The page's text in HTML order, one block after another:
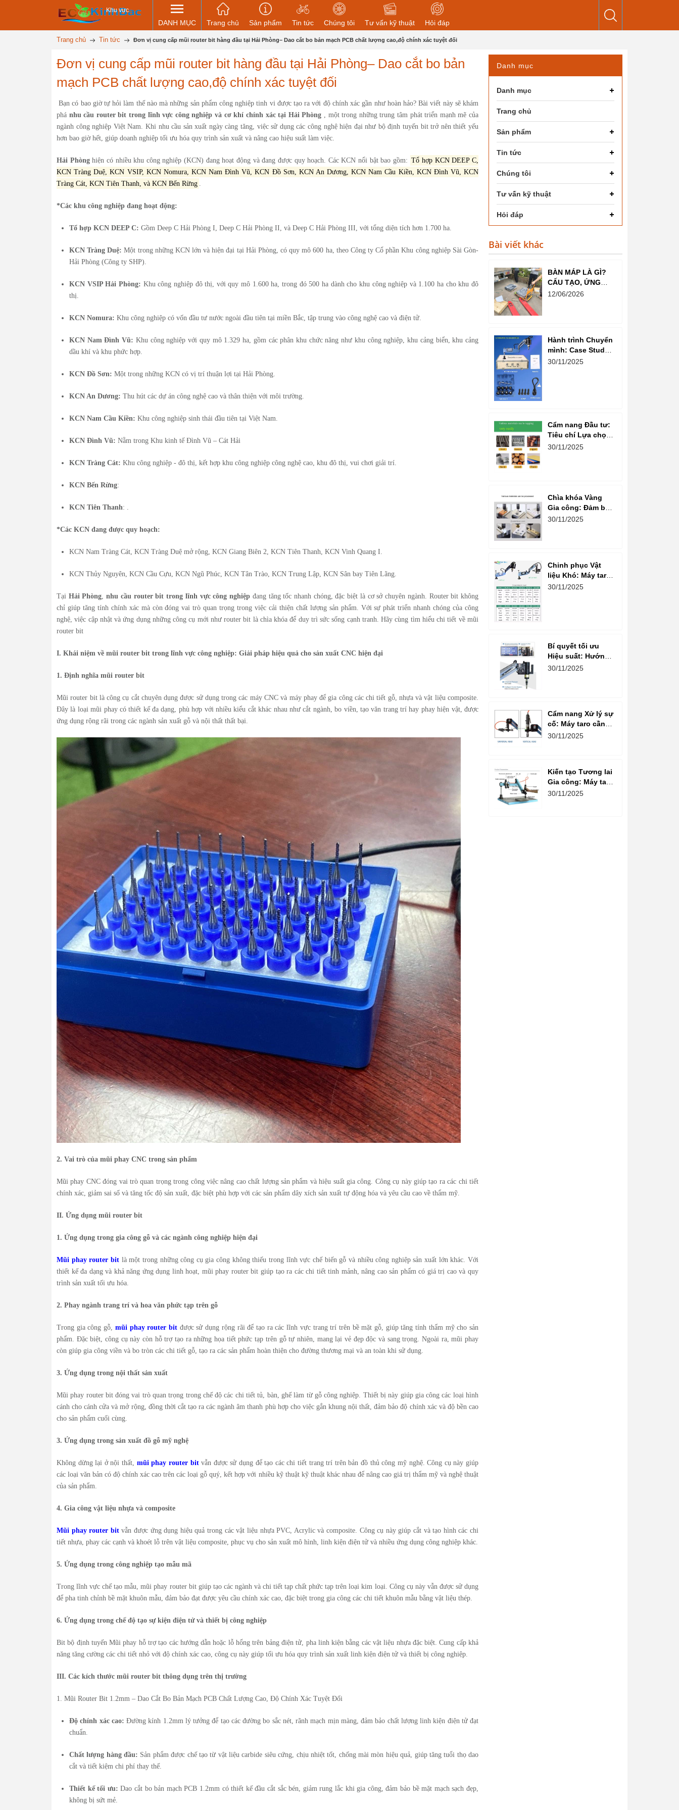
Khu vực
DANH MỤC Trang chủ Sản phẩm Tin tức Chúng tôi Tư vấn kỹ thuật Hỏi đáp
Trang chủ Tin tức Đơn vị cung cấp mũi router bit hàng đầu tại Hải Phòng– Dao cắt bo bản mạch PCB chất lượng cao,độ chính xác tuyệt đối
Đơn vị cung cấp mũi router bit hàng đầu tại Hải Phòng– Dao cắt bo bản
mạch PCB chất lượng cao,độ chính xác tuyệt đối
Bạn có bao giờ tự hỏi làm thế nào mà những sản phẩm công nghiệp tinh vi được tạo ra với độ chính xác gần như hoàn hảo? Bài viết này sẽ khám
phá nhu cầu router bit trong lĩnh vực công nghiệp và cơ khí chính xác tại Hải Phòng , một trong những trung tâm phát triển mạnh mẽ của
ngành công nghiệp Việt Nam. Khi nhu cầu sản xuất ngày càng tăng, việc sử dụng các công nghệ hiện đại như bộ định tuyến bit trở nên thiết yếu
hơn bao giờ hết, giúp doanh nghiệp tối ưu hóa quy trình sản xuất và nâng cao hiệu suất làm việc.
Hải Phònghiện có nhiều khu công nghiệp (KCN) đang hoạt động và đang được quy hoạch. Các KCN nổi bật bao gồm: Tổ hợp KCN DEEP C,
KCN Tràng Duệ, KCN VSIP, KCN Nomura, KCN Nam Đình Vũ, KCN Đồ Sơn, KCN An Dương, KCN Nam Cầu Kiền, KCN Đình Vũ, KCN
Tràng Cát, KCN Tiên Thanh, và KCN Bến Rừng .
*Các khu công nghiệp đang hoạt động:
Tổ hợp KCN DEEP C: Gồm Deep C Hải Phòng I, Deep C Hải Phòng II, và Deep C Hải Phòng III, với tổng diện tích hơn 1.700 ha.
KCN Tràng Duệ: Một trong những KCN lớn và hiện đại tại Hải Phòng, có quy mô 600 ha, theo Công ty Cổ phần Khu công nghiệp Sài Gòn-
Hải Phòng (Công ty SHP).
KCN VSIP Hải Phòng: Khu công nghiệp đô thị, với quy mô 1.600 ha, trong đó 500 ha dành cho khu công nghiệp và 1.100 ha cho khu đô
thị.
KCN Nomura: Khu công nghiệp có vốn đầu tư nước ngoài đầu tiên tại miền Bắc, tập trung vào công nghệ cao và điện tử.
KCN Nam Đình Vũ: Khu công nghiệp với quy mô 1.329 ha, gồm các phân khu chức năng như khu công nghiệp, khu cảng biển, khu cảng
dầu khí và khu phức hợp.
KCN Đồ Sơn: Một trong những KCN có vị trí thuận lợi tại Hải Phòng.
KCN An Dương: Thu hút các dự án công nghệ cao và thân thiện với môi trường.
KCN Nam Cầu Kiền: Khu công nghiệp sinh thái đầu tiên tại Việt Nam.
KCN Đình Vũ: Nằm trong Khu kinh tế Đình Vũ – Cát Hải
KCN Tràng Cát: Khu công nghiệp - đô thị, kết hợp khu công nghiệp công nghệ cao, khu đô thị, vui chơi giải trí.
KCN Bến Rừng:
KCN Tiên Thanh: .
*Các KCN đang được quy hoạch:
KCN Nam Tràng Cát, KCN Tràng Duệ mở rộng, KCN Giang Biên 2, KCN Tiên Thanh, KCN Vinh Quang I.
KCN Thủy Nguyên, KCN Cầu Cựu, KCN Ngũ Phúc, KCN Tân Trào, KCN Trung Lập, KCN Sân bay Tiên Lãng.
Tại Hải Phòng,nhu cầu router bit trong lĩnh vực công nghiệp đang tăng tốc nhanh chóng, đặc biệt là cơ sở chuyên ngành. Router bit không
chỉ giúp tăng tính chính xác mà còn đóng vai trò quan trọng trong việc cải thiện chất lượng sản phẩm. Với sự phát triển nhanh chóng của công
nghệ, việc cập nhật và ứng dụng những công cụ mới như router bit là chìa khóa để duy trì sức sống cạnh tranh. Hãy cùng tìm hiểu chi tiết về mũi
router bit
I. Khái niệm về mũi router bit trong lĩnh vực công nghiệp: Giải pháp hiệu quả cho sản xuất CNC hiện đại
1. Định nghĩa mũi router bit
Mũi router bit là công cụ cắt chuyên dụng được sử dụng trong các máy CNC và máy phay để gia công các chi tiết gỗ, nhựa và vật liệu composite.
Đây là loại mũi phay có thiết kế đa dạng, phù hợp với nhiều kiểu cắt khác nhau như cắt ngành, bo viền, tạo văn trang trí hay phay hiện vật, được
ứng dụng rộng rãi trong các ngành sản xuất gỗ và nội thất thất bại.
2. Vai trò của mũi phay CNC trong sản phẩm
Mũi phay CNC đóng vai trò quan trọng trong công việc nâng cao chất lượng sản phẩm và hiệu suất gia công. Công cụ này giúp tạo ra các chi tiết
chính xác, giảm sai số và tăng tốc độ sản xuất, đặc biệt phù hợp với các sản phẩm dây xích sản xuất tự động hóa và yêu cầu cao về thẩm mỹ.
II. Ứng dụng mũi router bit
1. Ứng dụng trong gia công gỗ và các ngành công nghiệp hiện đại
Mũi phay router bitlà một trong những công cụ gia công không thiếu trong lĩnh vực chế biến gỗ và nhiều công nghiệp sản xuất lớn khác. Với
thiết kế đa dạng và khả năng ứng dụng linh hoạt, mũi phay router bit giúp tạo ra các chi tiết tinh mảnh, nâng cao sản phẩm có giá trị cao và quy
trình sản xuất tối ưu hóa.
2. Phay ngành trang trí và hoa văn phức tạp trên gỗ
Trong gia công gỗ, mũi phay router bitđược sử dụng rộng rãi để tạo ra các lĩnh vực trang trí trên bề mặt gỗ, giúp tăng tính thẩm mỹ cho sản
phẩm. Đặc biệt, công cụ này còn hỗ trợ tạo ra những họa tiết phức tạp trên gỗ tự nhiên, mang lại vẻ đẹp độc và sang trọng. Ngoài ra, mũi phay
còn giúp gia công viền và bo tròn các chi tiết gỗ, tạo ra các sản phẩm hoàn thiện cho đường thương mại và an toàn khi sử dụng.
3. Ứng dụng trong nội thất sản xuất
Mũi phay router bit đóng vai trò quan trọng trong chế độ các chi tiết tủ, bàn, ghế làm từ gỗ công nghiệp. Thiết bị này giúp gia công các loại hình
cánh cho cánh cửa và mở rộng, đồng thời cắt tạo ra các ngành âm thanh phù hợp cho việc gắn khung nội thất, đảm bảo độ chính xác và độ bền cao
cho sản phẩm cuối cùng.
3. Ứng dụng trong sản xuất đồ gỗ mỹ nghệ
Không dừng lại ở nội thất, mũi phay router bitvẫn được sử dụng để tạo các chi tiết trang trí trên bản đồ thủ công mỹ nghệ. Công cụ này giúp
các loại văn bản có độ chính xác cao trên các loại gỗ quý, kết hợp với nhiều kỹ thuật kỹ thuật khác nhau để nâng cao giá trị thẩm mỹ và nghệ thuật
của sản phẩm.
4. Gia công vật liệu nhựa và composite
Mũi phay router bitvẫn được ứng dụng hiệu quả trong các vật liệu nhựa PVC, Acrylic và composite. Công cụ này giúp cắt và tạo hình các chi
tiết nhựa, phay các cạnh và khoét lỗ trên vật liệu composite, phục vụ cho sản xuất mô hình, linh kiện điện tử và nhiều ứng dụng công nghiệp khác.
5. Ứng dụng trong công nghiệp tạo mẫu mã
Trong lĩnh vực chế tạo mẫu, mũi phay router bit giúp tạo các ngành và chi tiết tạp chất phức tạp trên loại kim loại. Công cụ này vẫn được sử dụng
để pha tinh chỉnh bề mặt khuôn mẫu, đảm bảo đạt được yêu cầu chính xác cao, đặc biệt trong gia công các chi tiết khuôn mẫu bằng vật liệu thép.
6. Ứng dụng trong chế độ tạo sự kiện điện tử và thiết bị công nghiệp
Bit bộ định tuyến Mũi phay hỗ trợ tạo các hướng dẫn hoặc lỗ hổng trên bảng điện tử, pha linh kiện bằng các vật liệu nhựa đặc biệt. Cung cấp khả
năng tăng cường các chi tiết nhỏ với độ chính xác cao, công cụ này giúp tối ưu hóa quy trình sản xuất linh kiện điện tử và thiết bị công nghiệp.
III. Các kích thước mũi router bit thông dụng trên thị trường
1. Mũi Router Bit 1.2mm – Dao Cắt Bo Bản Mạch PCB Chất Lượng Cao, Độ Chính Xác Tuyệt Đối
Độ chính xác cao: Đường kính 1.2mm lý tưởng để tạo các đường bo sắc nét, rãnh mạch mịn màng, đảm bảo chất lượng linh kiện điện tử đạt
chuẩn.
Chất lượng hàng đầu: Sản phẩm được chế tạo từ vật liệu carbide siêu cứng, chịu nhiệt tốt, chống mài mòn hiệu quả, giúp tăng tuổi thọ dao
cắt và tiết kiệm chi phí thay thế.
Thiết kế tối ưu: Dao cắt bo bản mạch PCB 1.2mm có thiết kế đầu cắt sắc bén, giảm rung lắc khi gia công, đảm bảo bề mặt mạch sạch đẹp,
không bị sứt mẻ.
Danh mục
Danh mục
Trang chủ
Sản phẩm
Tin tức
Chúng tôi
Tư vấn kỹ thuật
Hỏi đáp
Bài viết khác
BÀN MÁP LÀ GÌ?
CẤU TẠO, ỨNG
DỤNG VÀ VAI TRÒ
12/06/2026
Hành trình Chuyển
mình: Case Study
Tối ưu Năng suất
30/11/2025
Cẩm nang Đầu tư:
Tiêu chí Lựa chọn
Thương hiệu và
30/11/2025
Chìa khóa Vàng
Gia công: Đảm bảo
Đường Ren Đẹp và
30/11/2025
Chinh phục Vật
liệu Khó: Máy taro
cần điện và Hướng
30/11/2025
Bí quyết tối ưu
Hiệu suất: Hướng
dẫn chi tiết chọn
30/11/2025
Cẩm nang Xử lý sự
cố: Máy taro cần
điện – Những lỗi
30/11/2025
Kiến tạo Tương lai
Gia công: Máy taro
cần điện và Xu
30/11/2025